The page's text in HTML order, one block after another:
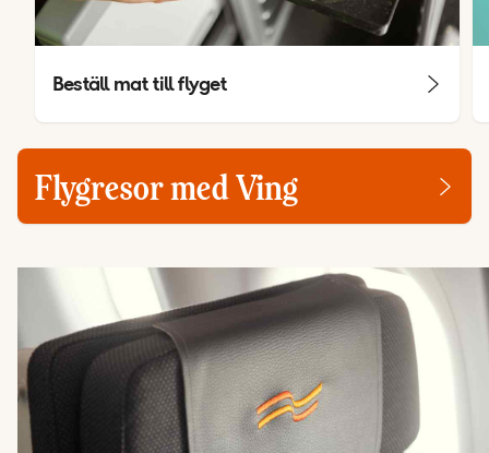
Beställ mat till flyget
Flygresor med Ving